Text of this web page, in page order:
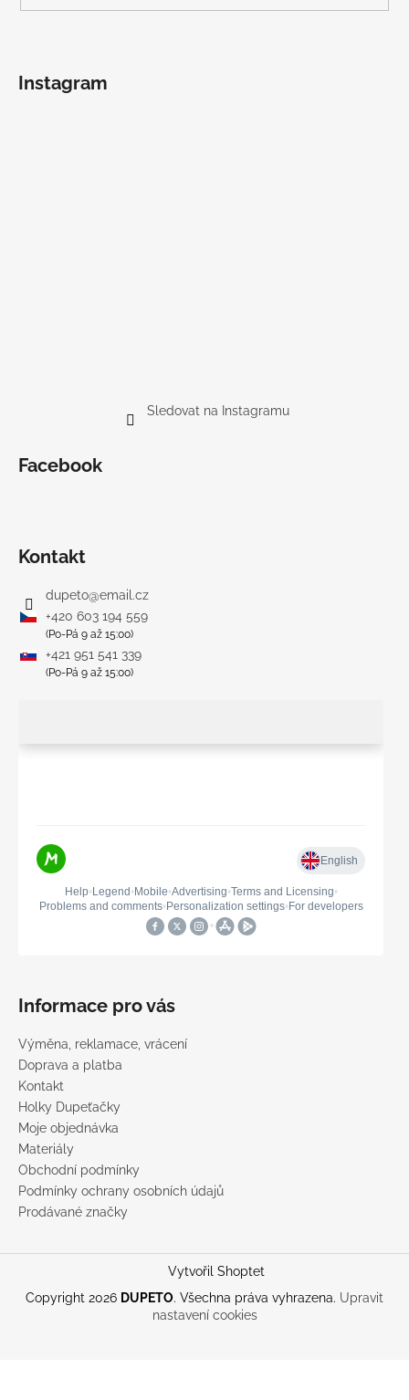
Instagram
Sledovat na Instagramu
Facebook
Kontakt
dupeto@email.cz
+420 603 194 559
(Po-Pá 9 až 15:00)
+421 951 541 339
(Po-Pá 9 až 15:00)
Informace pro vás
Výměna, reklamace, vrácení
Doprava a platba
Kontakt
Holky Dupeťačky
Moje objednávka
Materiály
Obchodní podmínky
Podmínky ochrany osobních údajů
Prodávané značky
Vytvořil Shoptet
Copyright 2026 DUPETO. Všechna práva vyhrazena. Upravit
nastavení cookies